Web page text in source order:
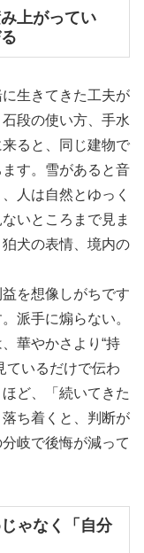
上がってい
生きてきた工夫が
段の使い方、手水
ると、同じ建物で
す。雪があると音
人は自然とゆっく
いところまで見ま
犬の表情、境内の
を想像しがちです
派手に煽らない。
華やかさより“持
ているだけで伝わ
ど、「続いてきた
ち着くと、判断が
岐で後悔が減って
ゃなく「自分